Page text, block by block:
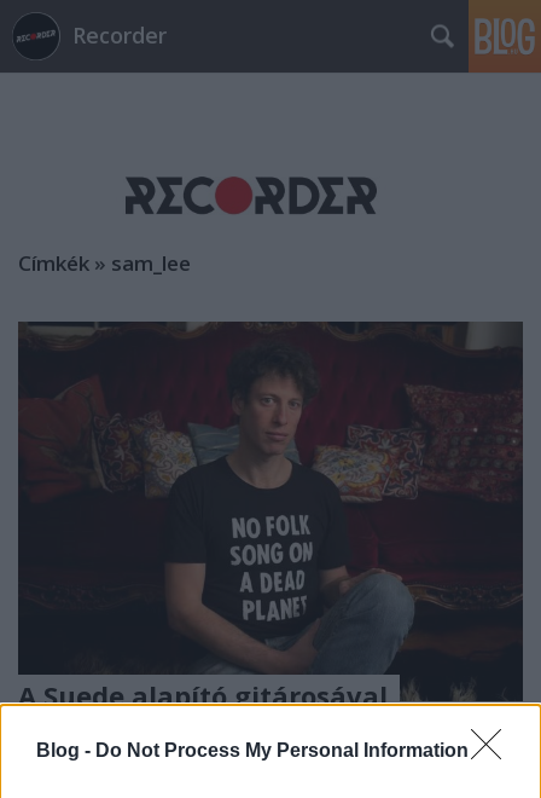
Blog - Do Not Process My Personal Information
Recorder
Címkék » sam_lee
A Suede alapító gitárosával
koncertezik Sam Lee Budapesten!